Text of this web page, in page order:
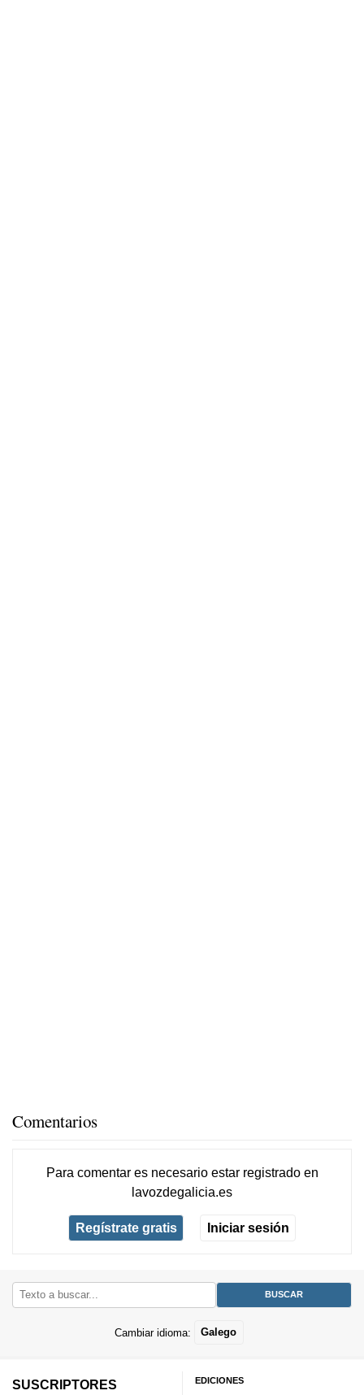
Comentarios
Para comentar es necesario estar registradoen
lavozdegalicia.es
Regístrate gratis Iniciar sesión
Cambiar idioma: Galego
SUSCRIPTORES EDICIONES